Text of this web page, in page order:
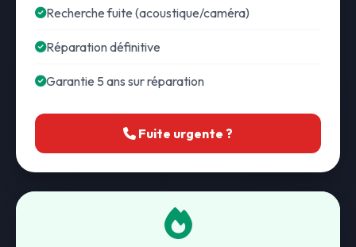
Recherche fuite (acoustique/caméra)
Réparation définitive
Garantie 5 ans sur réparation
Fuite urgente ?